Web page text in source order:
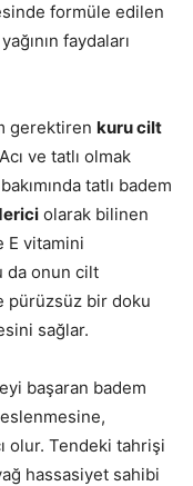
formüle edilen
faydaları
gerektiren kuru cilt
ve tatlı olmak
tatlı badem
olarak bilinen
E vitamini
da onun cilt
pürüzsüz bir doku
sağlar.
başaran badem
olur. Tendeki tahrişi
hassasiyet sahibi